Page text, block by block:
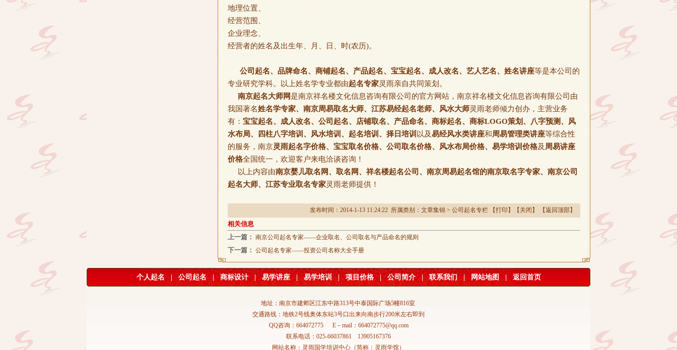
地理位置、
经营范围、
企业理念、
经营者的姓名及出生年、月、日、时(农历)。
公司起名、品牌命名、商铺起名、产品起名、宝宝起名、成人改名、艺人艺名、姓名讲座等是本公司的
专业研究学科。以上姓名学专业都由起名专家灵雨亲自共同策划。
南京起名大师网是南京祥名楼文化信息咨询有限公司的官方网站，南京祥名楼文化信息咨询有限公司由
我国著名姓名学专家、南京周易取名大师、江苏易经起名老师、风水大师灵雨老师倾力创办，主营业务
有： 宝宝起名、成人改名、公司起名、店铺取名、产品命名、商标起名、商标LOGO策划、八字预测、风
水布局、四柱八字培训、风水培训、起名培训、择日培训 以及易经风水类讲座和周易管理类讲座等综合性
的服务，南京灵雨起名字价格、宝宝取名价格、公司取名价格、风水布局价格、易学培训价格及 周易讲座
价格全国统一，欢迎客户来电洽谈咨询！
以上内容由南京婴儿取名网、取名网、祥名楼起名公司、南京周易起名馆的南京取名字专家、南京公司
起名大师、江苏专业取名专家灵雨老师提供！
发布时间：2014-1-13 11:24:22 所属类别： 文章集锦 > 公司起名专栏 【打印 】【 关闭 】 【返回顶部】
相关信息
上一篇： 南京公司起名专家——企业取名、公司取名与产品命名的规则
下一篇： 公司起名专家——投资公司名称大全手册
个人起名 公司起名 | 商标设计 | 易学讲座 | 易学培训 | 项目价格 | 公司简介 | 联系我们 | 网站地图 返回首页
地址：南京市建邺区江东中路313号中泰国际广场5幢816室
交通路线：地铁2号线奥体东站3号口出来向南步行200米左右即到
QQ咨询：664072775 E－mail：664072775@qq.com
联系电话：025-66037861 13905167376
网站名称：灵雨国学培训中心（简称：灵雨学馆）